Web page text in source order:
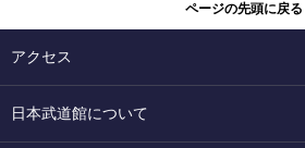
ページの先頭に戻る
アクセス
日本武道館について